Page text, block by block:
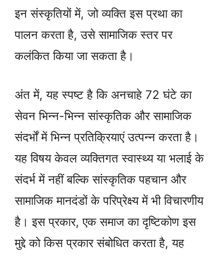
इन संस्कृतियों में, जो व्यक्ति इस प्रथा का
पालन करता है, उसे सामाजिक स्तर पर
कलंकित किया जा सकता है।
अंत में, यह स्पष्ट है कि अनचाहे 72 घंटे का
सेवन भिन्न-भिन्न सांस्कृतिक और सामाजिक
संदर्भों में भिन्न प्रतिक्रियाएं उत्पन्न करता है।
यह विषय केवल व्यक्तिगत स्वास्थ्य या भलाई के
संदर्भ में नहीं बल्कि सांस्कृतिक पहचान और
सामाजिक मानदंडों के परिप्रेक्ष्य में भी विचारणीय
है। इस प्रकार, एक समाज का दृष्टिकोण इस
मुद्दे को किस प्रकार संबोधित करता है, यह